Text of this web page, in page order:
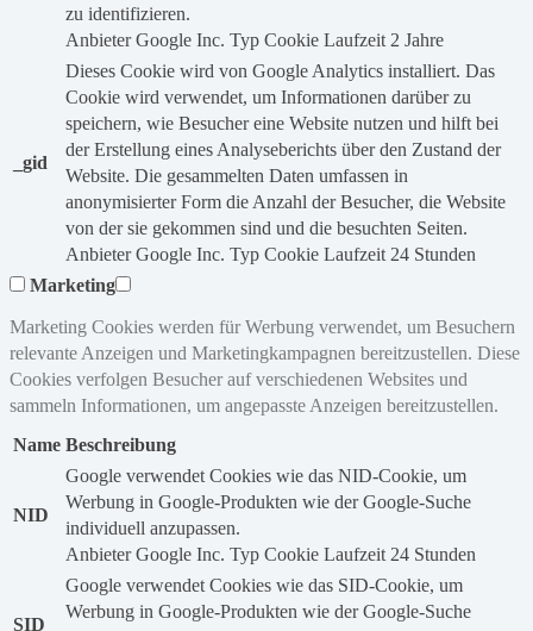
zu identifizieren.
Anbieter Google Inc. Typ Cookie Laufzeit 2 Jahre
_gid
Dieses Cookie wird von Google Analytics installiert. Das
Cookie wird verwendet, um Informationen darüber zu
speichern, wie Besucher eine Website nutzen und hilft bei
der Erstellung eines Analyseberichts über den Zustand der
Website. Die gesammelten Daten umfassen in
anonymisierter Form die Anzahl der Besucher, die Website
von der sie gekommen sind und die besuchten Seiten.
Anbieter Google Inc. Typ Cookie Laufzeit 24 Stunden
Marketing
Marketing Cookies werden für Werbung verwendet, um Besuchern
relevante Anzeigen und Marketingkampagnen bereitzustellen. Diese
Cookies verfolgen Besucher auf verschiedenen Websites und
sammeln Informationen, um angepasste Anzeigen bereitzustellen.
Name Beschreibung
NID
Google verwendet Cookies wie das NID-Cookie, um
Werbung in Google-Produkten wie der Google-Suche
individuell anzupassen.
Anbieter Google Inc. Typ Cookie Laufzeit 24 Stunden
SID
Google verwendet Cookies wie das SID-Cookie, um
Werbung in Google-Produkten wie der Google-Suche